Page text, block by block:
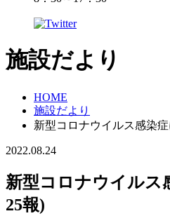
施設だより
HOME
施設だより
新型コロナウイルス感染
2022.08.24
新型コロナウイルス
25報)